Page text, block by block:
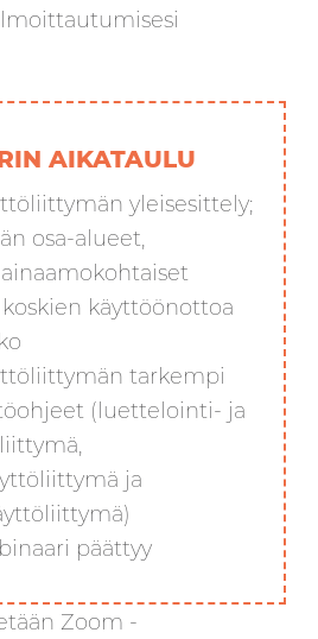
AIKATAULU
yleisesittely;
osa-alueet,
käyttöönottoa
tarkempi
(luettelointi- ja
ja
päättyy
Zoom -